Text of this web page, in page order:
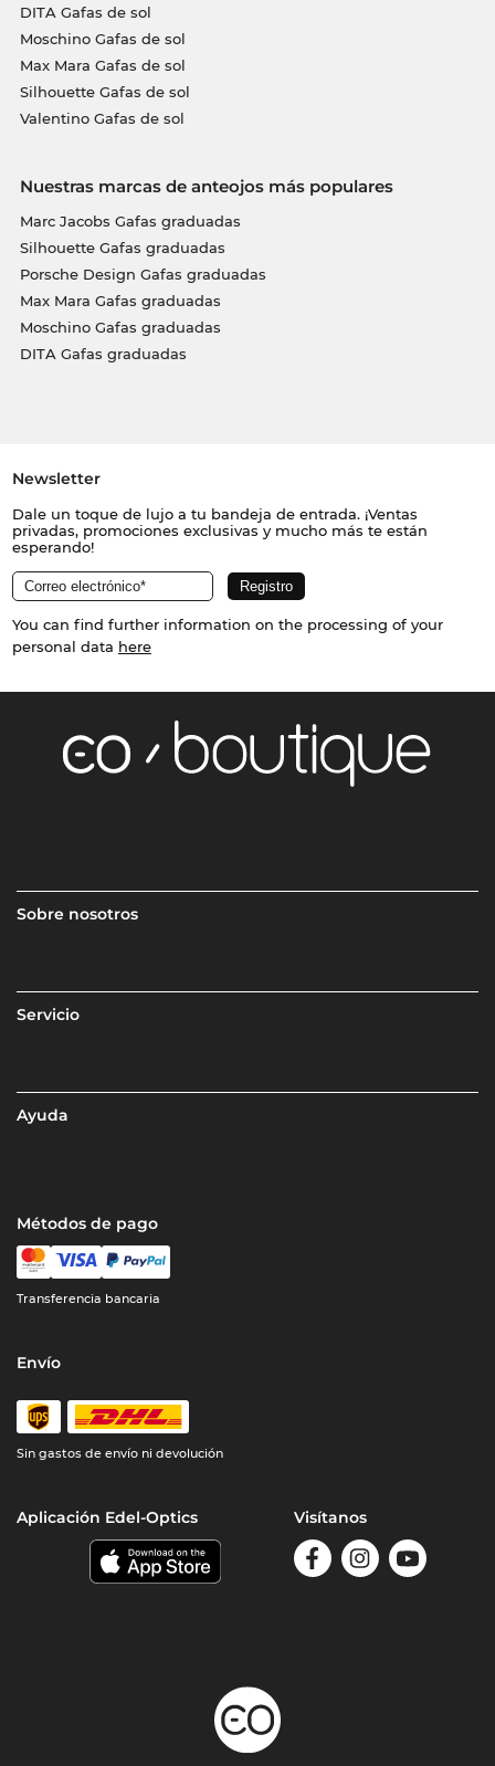
DITA Gafas de sol
Moschino Gafas de sol
Max Mara Gafas de sol
Silhouette Gafas de sol
Valentino Gafas de sol
Nuestras marcas de anteojos más populares
Marc Jacobs Gafas graduadas
Silhouette Gafas graduadas
Porsche Design Gafas graduadas
Max Mara Gafas graduadas
Moschino Gafas graduadas
DITA Gafas graduadas
Newsletter
Dale un toque de lujo a tu bandeja de entrada. ¡Ventas
privadas, promociones exclusivas y mucho más te están
esperando!
You can find further information on the processing of your
personal data here
Sobre nosotros
Servicio
Ayuda
Métodos de pago
Transferencia bancaria
Envío
Sin gastos de envío ni devolución
Aplicación Edel-Optics Visítanos